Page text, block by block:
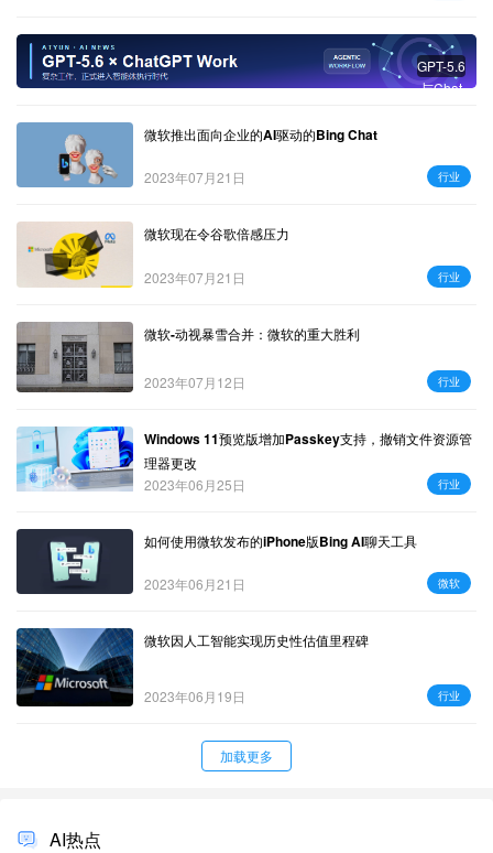
GPT-5.6
与Chat
进入智
微软推出面向企业的AI驱动的Bing Chat
2023年07月21日 行业
微软现在令谷歌倍感压力
2023年07月21日 行业
微软-动视暴雪合并：微软的重大胜利
2023年07月12日 行业
Windows 11预览版增加Passkey支持，撤销文件资源管
理器更改
2023年06月25日 行业
如何使用微软发布的iPhone版Bing AI聊天工具
2023年06月21日 微软
微软因人工智能实现历史性估值里程碑
2023年06月19日 行业
加载更多
AI热点